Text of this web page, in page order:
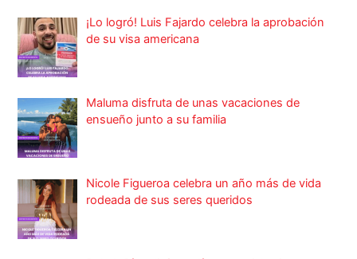
¡Lo logró! Luis Fajardo celebra la aprobación
de su visa americana
Maluma disfruta de unas vacaciones de
ensueño junto a su familia
Nicole Figueroa celebra un año más de vida
rodeada de sus seres queridos